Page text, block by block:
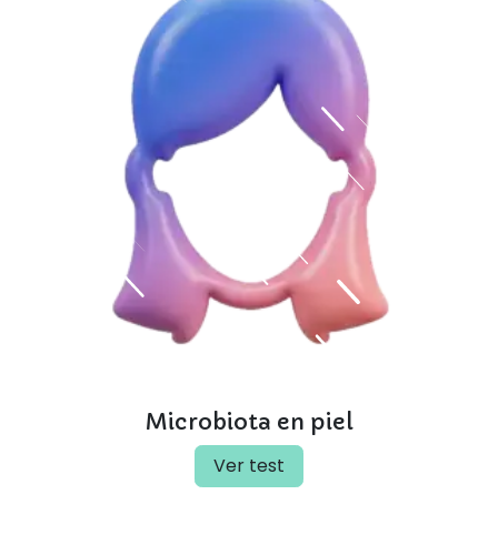
Microbiota en piel
Ver test